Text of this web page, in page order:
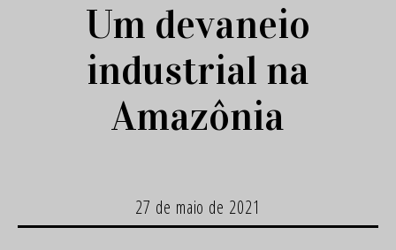
Um devaneio
industrial na
Amazônia
27 de maio de 2021